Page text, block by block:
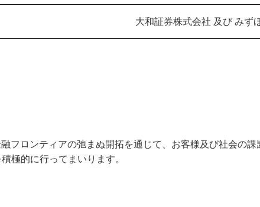
大和証券株式会社 及び みず
ロンティアの弛まぬ開拓を通じて、お客様及び社会の課
極的に行ってまいります。